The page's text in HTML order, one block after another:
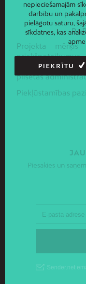
Projekta
ekonomiskās un
pilsētas
Piekļūstamības
Piesakies un
nepieciešamajām
darbību un
pielāgotu saturu,
sīkdatnes, kas
PIEKRĪTU